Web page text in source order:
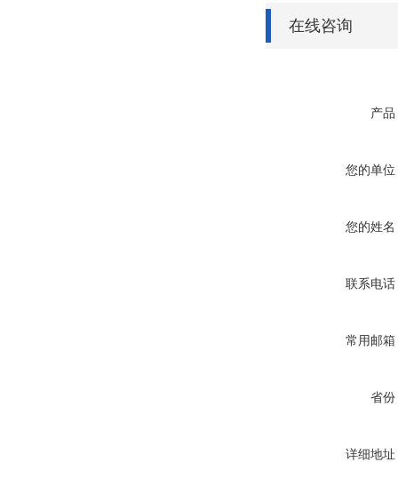
在线咨询
产品
您的单位
您的姓名
联系电话
常用邮箱
省份
详细地址